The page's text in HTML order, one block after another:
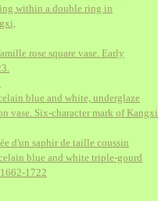
within a double ring in
rose square vase. Early
blue and white, underglaze
vase. Six-character mark of Kangxi
d'un saphir de taille coussin
blue and white triple-gourd
1722